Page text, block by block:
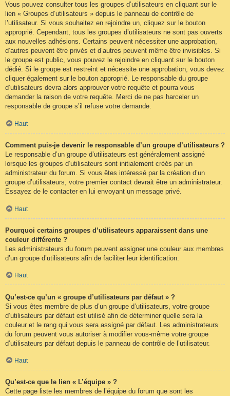
Vous pouvez consulter tous les groupes d’utilisateurs en cliquant sur le
lien « Groupes d’utilisateurs » depuis le panneau de contrôle de
l’utilisateur. Si vous souhaitez en rejoindre un, cliquez sur le bouton
approprié. Cependant, tous les groupes d’utilisateurs ne sont pas ouverts
aux nouvelles adhésions. Certains peuvent nécessiter une approbation,
d’autres peuvent être privés et d’autres peuvent même être invisibles. Si
le groupe est public, vous pouvez le rejoindre en cliquant sur le bouton
dédié. Si le groupe est restreint et nécessite une approbation, vous devez
cliquer également sur le bouton approprié. Le responsable du groupe
d’utilisateurs devra alors approuver votre requête et pourra vous
demander la raison de votre requête. Merci de ne pas harceler un
responsable de groupe s’il refuse votre demande.
Haut
Comment puis-je devenir le responsable d’un groupe d’utilisateurs ?
Le responsable d’un groupe d’utilisateurs est généralement assigné
lorsque les groupes d’utilisateurs sont initialement créés par un
administrateur du forum. Si vous êtes intéressé par la création d’un
groupe d’utilisateurs, votre premier contact devrait être un administrateur.
Essayez de le contacter en lui envoyant un message privé.
Haut
Pourquoi certains groupes d’utilisateurs apparaissent dans une
couleur différente ?
Les administrateurs du forum peuvent assigner une couleur aux membres
d’un groupe d’utilisateurs afin de faciliter leur identification.
Haut
Qu’est-ce qu’un « groupe d’utilisateurs par défaut » ?
Si vous êtes membre de plus d’un groupe d’utilisateurs, votre groupe
d’utilisateurs par défaut est utilisé afin de déterminer quelle sera la
couleur et le rang qui vous sera assigné par défaut. Les administrateurs
du forum peuvent vous autoriser à modifier vous-même votre groupe
d’utilisateurs par défaut depuis le panneau de contrôle de l’utilisateur.
Haut
Qu’est-ce que le lien « L’équipe » ?
Cette page liste les membres de l’équipe du forum que sont les